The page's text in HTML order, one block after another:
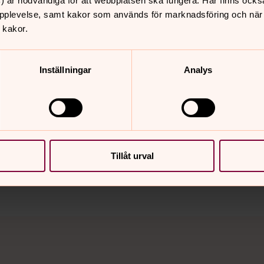
samt kakor som används för marknadsföring och
Inställningar Analys
Tillåt urval